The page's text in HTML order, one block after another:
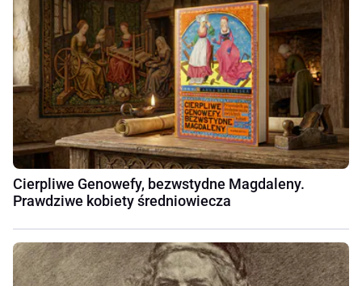
Cierpliwe Genowefy, bezwstydne Magdaleny.
Prawdziwe kobiety średniowiecza